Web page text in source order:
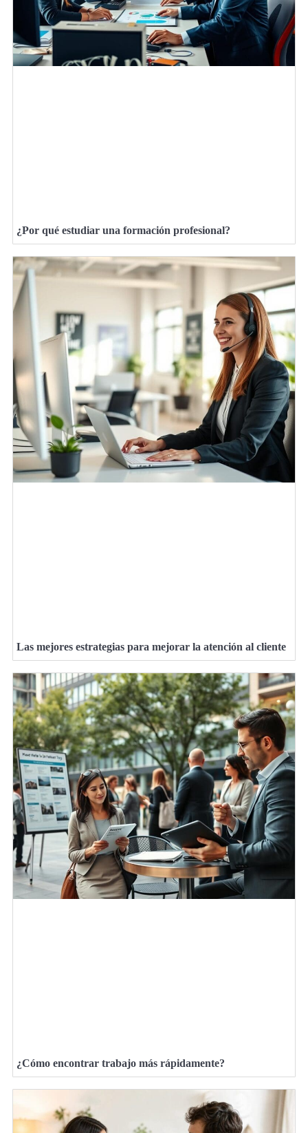
¿Por qué estudiar una formación profesional?
Las mejores estrategias para mejorar la atención al cliente
¿Cómo encontrar trabajo más rápidamente?